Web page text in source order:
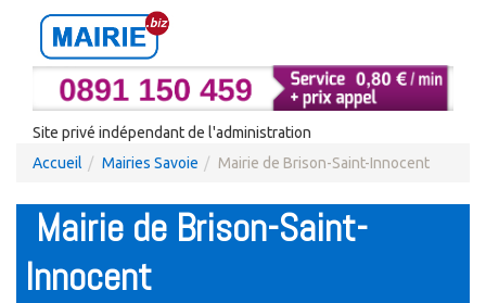
Site privé indépendant de l'administration
Accueil
Mairies Savoie Mairie de Brison-Saint-Innocent
Mairie de Brison-Saint-
Innocent